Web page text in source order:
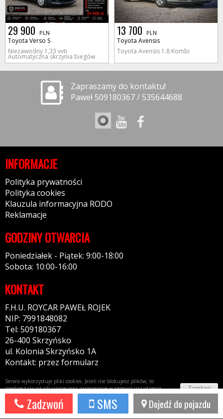
Zadzwoń SMS Dojedź do pojazdu
29 900 PLN
Toyota Verso S
Niezawodny 1,33 vvti
Automatyczna skrzynia biegów
13 700 PLN
Toyota Avensis
Toyota Avensis 1.8 Kombi
Zapraszamy do kontaktu!
Paweł 509180367 / 535644688
INFORMACJE
Polityka prywatności
Polityka cookies
Klauzula informacyjna RODO
Reklamacje
GODZINY OTWARCIA
Poniedziałek - Piątek: 9:00-18:00
Sobota: 10:00-16:00
KONTAKT
F.H.U. ROYCAR PAWEŁ ROJEK
NIP: 7991848082
Tel: 509180367
26-400 Skrzyńsko
ul. Kolonia Skrzyńsko 1A
Kontakt: przez formularz
Serwis wykorzystuje pliki cookies. Jeżeli nie blokujesz plików, to
zgadzasz się na ich użycie oraz zapisywanie w pamięci urządzenia.
Więcej informacji wpolityce prywatności
Zamknij
Potrzebujesz taki portal? Napisz do nas! 44fox.com